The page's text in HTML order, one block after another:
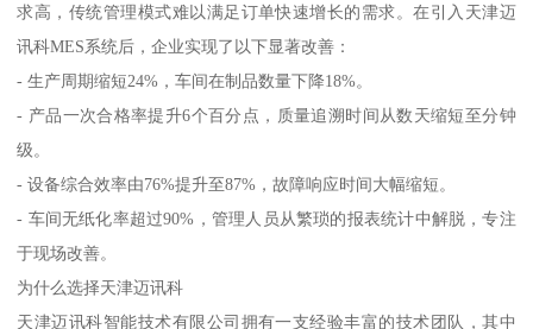
求高，传统管理模式难以满足订单快速增长的需求。在引入天津迈
讯科MES系统后，企业实现了以下显著改善：
- 生产周期缩短24%，车间在制品数量下降18%。
- 产品一次合格率提升6个百分点，质量追溯时间从数天缩短至分钟
级。
- 设备综合效率由76%提升至87%，故障响应时间大幅缩短。
- 车间无纸化率超过90%，管理人员从繁琐的报表统计中解脱，专注
于现场改善。
为什么选择天津迈讯科
天津迈讯科智能技术有限公司拥有一支经验丰富的技术团队，其中